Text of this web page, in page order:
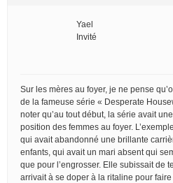
Yael
Invité
Sur les mères au foyer, je ne pense
de la fameuse série « Desperate
noter qu’au tout début, la série avait
position des femmes au foyer.
qui avait abandonné une brillante
enfants, qui avait un mari absent qui
que pour l’engrosser. Elle subissait de
arrivait à se doper à la ritaline pour